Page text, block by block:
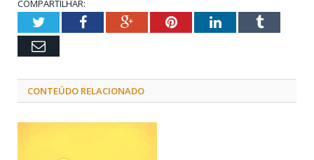
COMPARTILHAR:
TwitterFacebookGoogle+PinterestLinkedInTumblr
Email
CONTEÚDO RELACIONADO